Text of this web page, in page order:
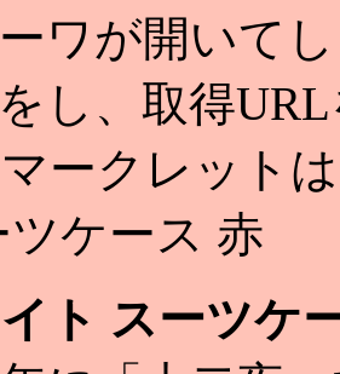
ワが開いて
し、取得
ークレット
ケース 赤
ト スーツケ